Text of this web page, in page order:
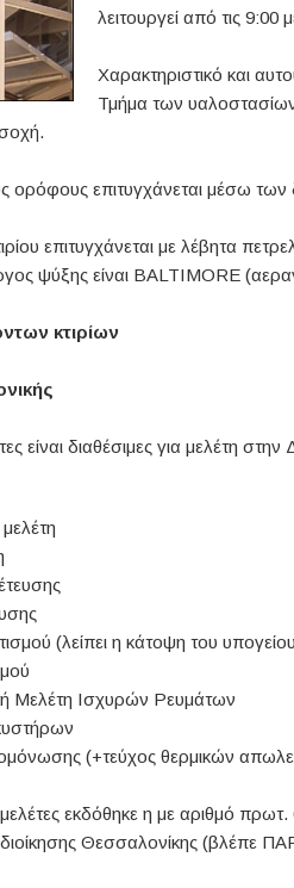
λειτουργεί από τις 9:00
Χαρακτηριστικό και
Τμήμα των υαλοστασίων
επιτυγχάνεται μέσω των
επιτυγχάνεται με λέβητα
ψύξης είναι BALTIMORE
κτιρίων
είναι διαθέσιμες για μελέτη
(λείπει η κάτοψη του
Μελέτη Ισχυρών Ρευμάτων
(+τεύχος θερμικών
εκδόθηκε η με αριθμό
Θεσσαλονίκης (βλέπε